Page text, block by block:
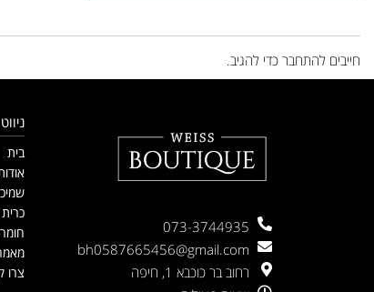
חייבים להתחבר כדי להגיב.
073-3744935
bh0587665456@gmail.com
רחוב בר כוכבא 1, חיפה
בית
כרית
צרו